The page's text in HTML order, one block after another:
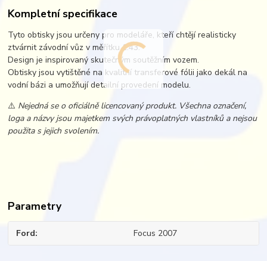
Kompletní specifikace
Tyto obtisky jsou určeny pro modeláře, kteří chtějí realisticky
ztvárnit závodní vůz v měřítku 1:43.
Design je inspirovaný skutečným soutěžním vozem.
Obtisky jsou vytištěné na kvalitní transferové fólii jako dekál na
vodní bázi a umožňují detailní provedení modelu.
⚠️ Nejedná se o oficiálně licencovaný produkt. Všechna označení,
loga a názvy jsou majetkem svých právoplatných vlastníků a nejsou
použita s jejich svolením.
Parametry
Ford Focus 2007